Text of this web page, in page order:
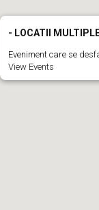
- LOCATII
Eveniment care se
View Events